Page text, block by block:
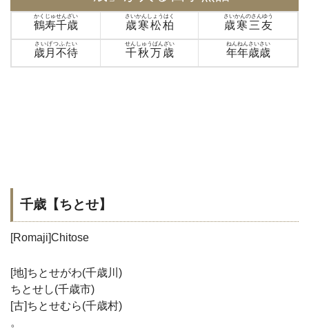
鶴寿千歳
かくじゅせんざい
歳寒松柏
さいかんしょうはく
歳寒三友
さいかんのさんゆう
歳月不待
さいげつふたい
千秋万歳
せんしゅうばんざい
年年歳歳
ねんねんさいさい
千歳【ちとせ】
[Romaji]Chitose
[地]ちとせがわ(千歳川)
ちとせし(千歳市)
[古]ちとせむら(千歳村)
。